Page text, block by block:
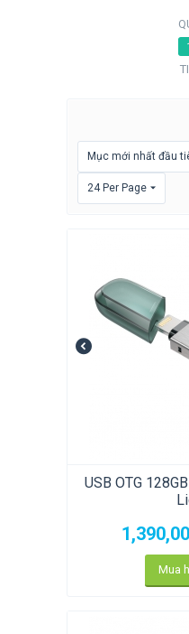
Mục mới nhất đầu
24 Per Page
USB OTG
Mua